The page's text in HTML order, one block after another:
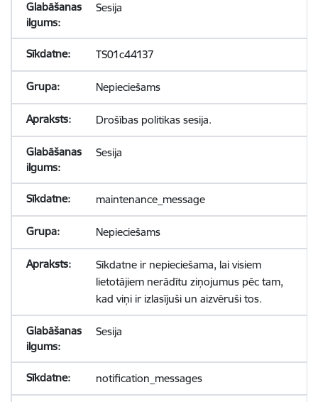
Sesija
TS01c44137
Nepieciešams
Drošības politikas sesija.
Sesija
maintenance_message
Nepieciešams
Sīkdatne ir nepieciešama, lai visiem
lietotājiem nerādītu ziņojumus pēc tam,
kad viņi ir izlasījuši un aizvēruši tos.
Sesija
notification_messages